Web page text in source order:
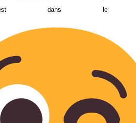
dans le